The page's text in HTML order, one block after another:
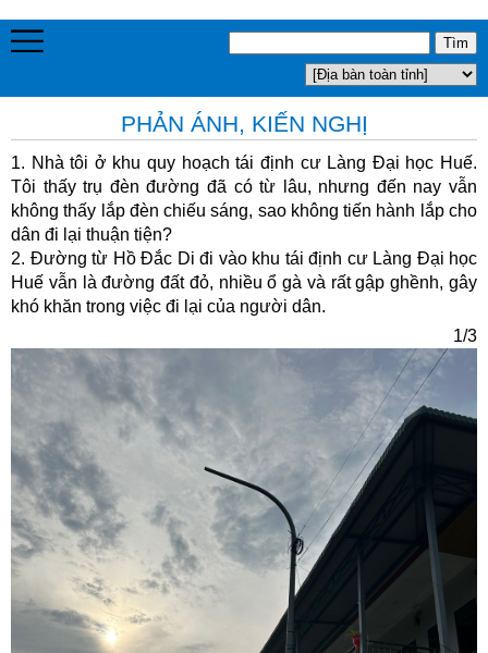
PHẢN ÁNH, KIẾN NGHỊ
1. Nhà tôi ở khu quy hoạch tái định cư Làng Đại học Huế.
Tôi thấy trụ đèn đường đã có từ lâu, nhưng đến nay vẫn
không thấy lắp đèn chiếu sáng, sao không tiến hành lắp cho
dân đi lại thuận tiện?
2. Đường từ Hồ Đắc Di đi vào khu tái định cư Làng Đại học
Huế vẫn là đường đất đỏ, nhiều ổ gà và rất gập ghềnh, gây
khó khăn trong việc đi lại của người dân.
1/3